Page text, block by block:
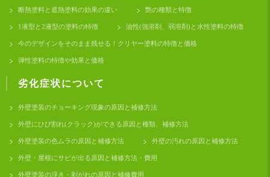
断熱塗料と遮熱塗料の効果の違い 艶の種類と特徴
1液型と2液型の塗料の特徴 油性(強溶剤、弱溶剤)と水性塗料の特徴
今のデザインをそのまま残せる！クリヤー塗料の特徴と価格
弾性塗料の特徴や効果と価格
劣化症状について
外壁塗装のチョーキング現象の原因と補修方法
外壁にひび割れ(クラック)ができる原因と種類、補修方法
外壁塗装の色ムラの原因と補修方法 外壁の汚れの原因と補修方法
外壁・屋根にサビが出る原因と補修方法・費用
外壁塗装の浮き・剥がれの原因と補修費用